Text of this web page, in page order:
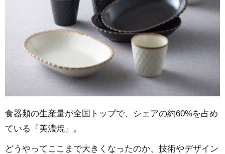
食器類の生産量が全国トップで、シェアの約60%を占め
ている『美濃焼』。
どうやってここまで大きくなったのか、技術やデザイン